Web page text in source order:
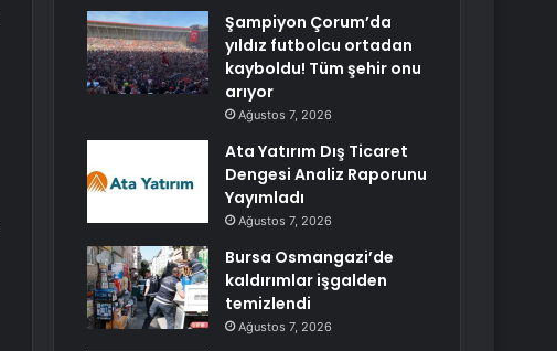
Şampiyon Çorum’da
yıldız futbolcu ortadan
kayboldu! Tüm şehir onu
arıyor
Ağustos 7, 2026
Ata Yatırım Dış Ticaret
Dengesi Analiz Raporunu
Yayımladı
Ağustos 7, 2026
Bursa Osmangazi’de
kaldırımlar işgalden
temizlendi
Ağustos 7, 2026